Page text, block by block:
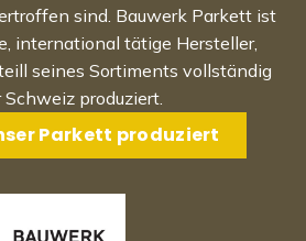
sind. Bauwerk Parkett ist
international tätige Hersteller,
seines Sortiments vollständig
Schweiz produziert.
Parkett produziert